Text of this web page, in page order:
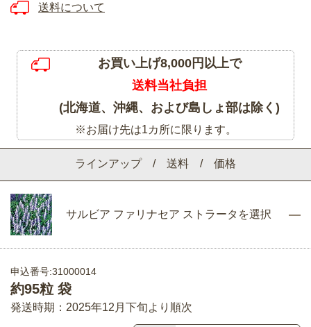
ラインアップ / 送料 / 価格
サルビア ファリナセア ストラータを選択
申込番号:31000014
約95粒 袋
発送時期：2025年12月下旬より順次
送料について
お買い上げ8,000円以上で
送料当社負担
(北海道、沖縄、および島しょ部は除く)
※お届け先は1カ所に限ります。